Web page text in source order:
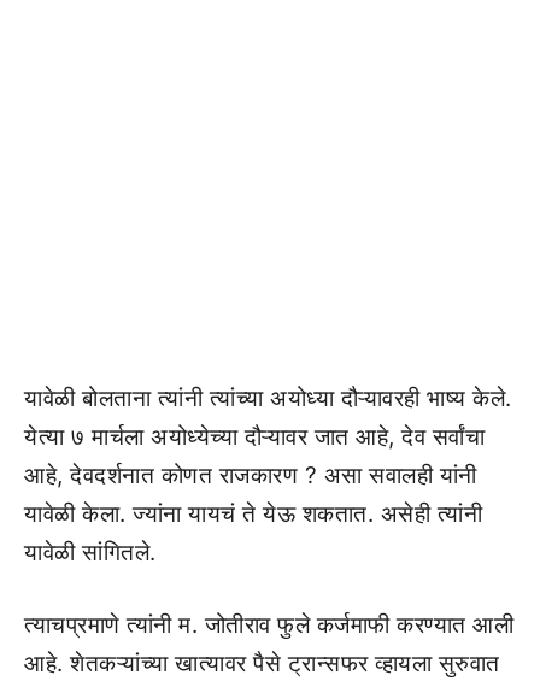
यावेळी बोलताना त्यांनी त्यांच्या अयोध्या दौऱ्यावरही भाष्य केले.
येत्या ७ मार्चला अयोध्येच्या दौऱ्यावर जात आहे, देव सर्वांचा
आहे, देवदर्शनात कोणत राजकारण ? असा सवालही यांनी
यावेळी केला. ज्यांना यायचं ते येऊ शकतात. असेही त्यांनी
यावेळी सांगितले.
त्याचप्रमाणे त्यांनी म. जोतीराव फुले कर्जमाफी करण्यात आली
आहे. शेतकऱ्यांच्या खात्यावर पैसे ट्रान्सफर व्हायला सुरुवात